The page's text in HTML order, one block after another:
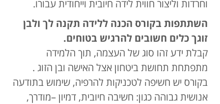
וחרדות וליצור חווית לידה חיובית וייחודית עבורו.
השתתפות בקורס הכנה ללידה תקנה לך ולבן
זוגך כלים חשובים להרגיש בטוחים.
קבלת ידע זהו סוג של העצמה, תוך הלמידה
מתפתחת תחושת ביטחון אצל האישה ובן הזוג .
בקורס יש חשיפה לטכניקות להרפיה, שימוש בתודעה
אנושית גבוהה כגון: חשיבה חיובית, דמיון –מודרך,